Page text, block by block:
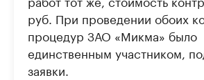
руб. При проведении обоих
процедур ЗАО «Микма» было
единственным участником,
заявки.